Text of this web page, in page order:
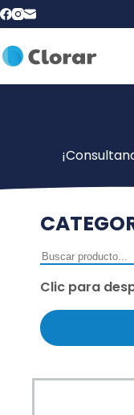
Clic para